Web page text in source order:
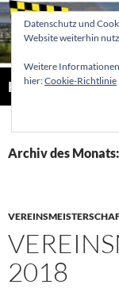
Zum
Inhalt
springen
Hellertaler
Suchen
Archiv des
2018
Datenschutz und
Website weiterhin
Weitere
hier:Cookie-Richtlinie